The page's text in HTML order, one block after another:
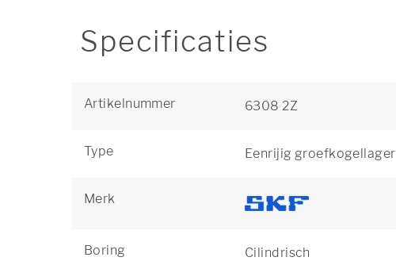
Specificaties
Artikelnummer 6308 2Z
Type Eenrijig groefkogellager
Merk
Boring Cilindrisch